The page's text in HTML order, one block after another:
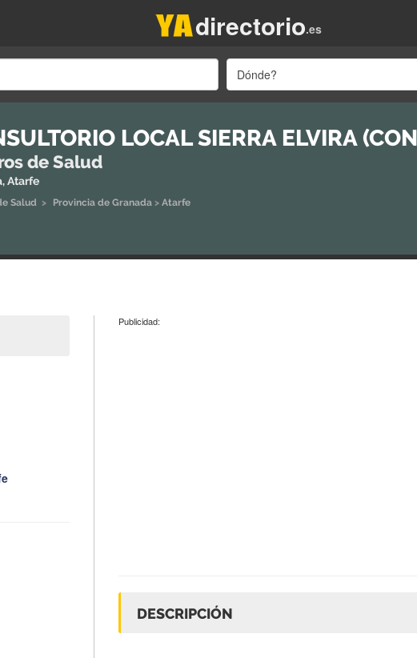
.es
directorio
Dónde?
LOCAL SIERRA ELVIRA
de Salud
Atarfe
Salud > Provincia de Granada > Atarfe
Publicidad:
DESCRIPCIÓN